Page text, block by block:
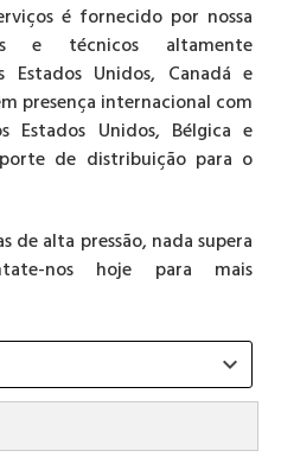
é fornecido por nossa
e técnicos altamente
Unidos, Canadá e
presença internacional com
Estados Unidos, Bélgica e
de distribuição para o
de alta pressão, nada supera
nos hoje para mais
keyboard_arrow_down